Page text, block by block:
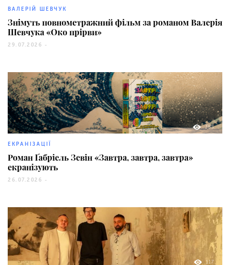
ВАЛЕРІЙ ШЕВЧУК
Знімуть повнометражний фільм за романом Валерія
Шевчука «Око прірви»
29.07.2026 -
385
ЕКРАНІЗАЦІЇ
Роман Ґабріель Зевін «Завтра, завтра, завтра»
екранізують
26.07.2026 -
117